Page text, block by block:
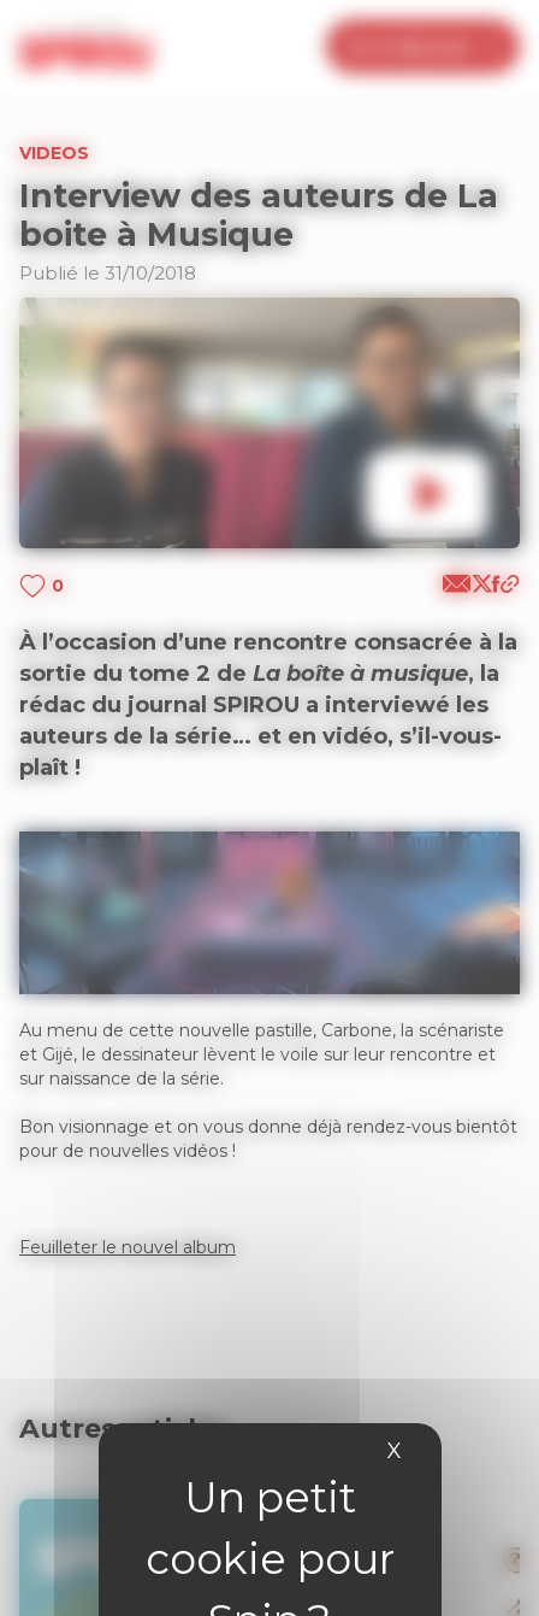
X Masquer le
VIDEOS
Interview des auteurs de La
boite à Musique
Publié le 31/10/2018
0
À l’occasion d’une rencontre consacrée à la
sortie du tome 2 de La boîte à musique, la
rédac du journal SPIROU a interviewé les
auteurs de la série… et en vidéo, s’il-vous-
plaît !
Au menu de cette nouvelle pastille, Carbone, la scénariste
et Gijé, le dessinateur lèvent le voile sur leur rencontre et
sur naissance de la série.
Bon visionnage et on vous donne déjà rendez-vous bientôt
pour de nouvelles vidéos !
Feuilleter le nouvel album
Autres articles